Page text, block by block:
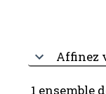
Affinez
1 ensemble